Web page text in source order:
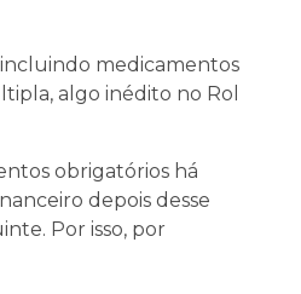
medicamentos
algo inédito no Rol
obrigatórios há
depois desse
Por isso, por